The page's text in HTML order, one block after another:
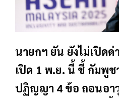
นายกฯ ยัน ยังไม่เปิดด่
เปิด 1 พ.ย. นี้ ชี้ กัมพู
ปฏิญญา 4 ข้อ ถอนอา